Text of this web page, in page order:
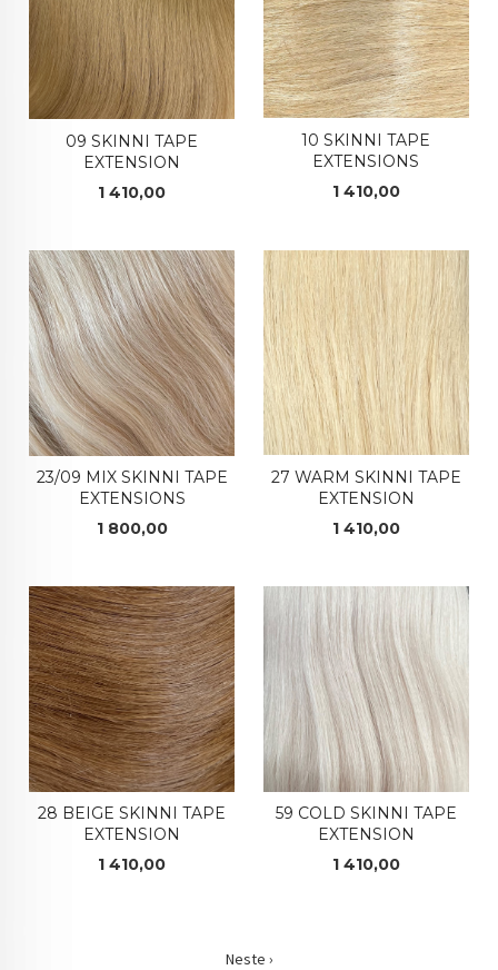
09 SKINNI TAPE
EXTENSION
Pris
1 410,00
10 SKINNI TAPE
EXTENSIONS
Pris
1 410,00
23/09 MIX SKINNI TAPE
EXTENSIONS
Pris
1 800,00
27 WARM SKINNI TAPE
EXTENSION
Pris
1 410,00
28 BEIGE SKINNI TAPE
EXTENSION
Pris
1 410,00
59 COLD SKINNI TAPE
EXTENSION
Pris
1 410,00
Neste ›